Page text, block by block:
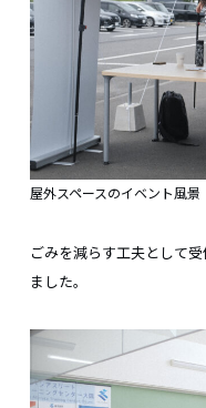
屋外スペースのイベント風景
ごみを減らす工夫として
ました。